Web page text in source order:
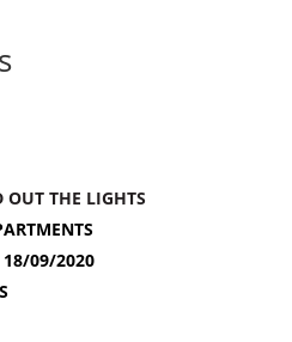
OUT THE LIGHTS
18/09/2020